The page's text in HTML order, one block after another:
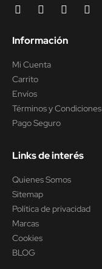
Información
Mi Cuenta
Carrito
Envíos
Términos y Condiciones
Pago Seguro
Links de interés
Quienes Somos
Sitemap
Política de privacidad
Marcas
Cookies
BLOG